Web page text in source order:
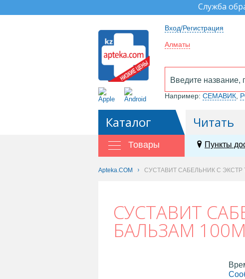
Служба
Вход/Регистрация
Алматы
Например: СЕМАВИК
Каталог Читать
Товары Пункты
Apteka.COM СУСТАВИТ САБЕЛЬНИК С ЭКСТР
СУСТАВИТ
БАЛЬЗАМ 100М